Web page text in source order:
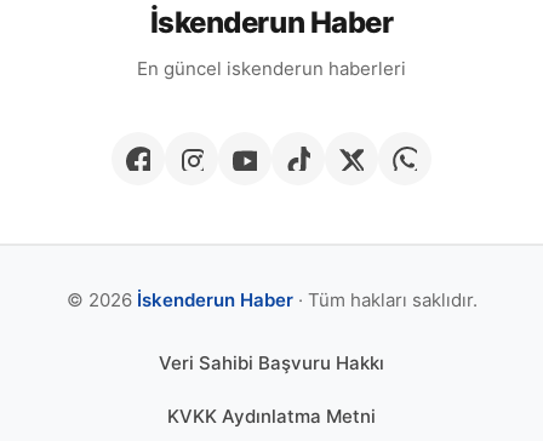
İskenderun Haber
En güncel iskenderun haberleri
© 2026 İskenderun Haber· Tüm hakları saklıdır.
Veri Sahibi Başvuru Hakkı
KVKK Aydınlatma Metni